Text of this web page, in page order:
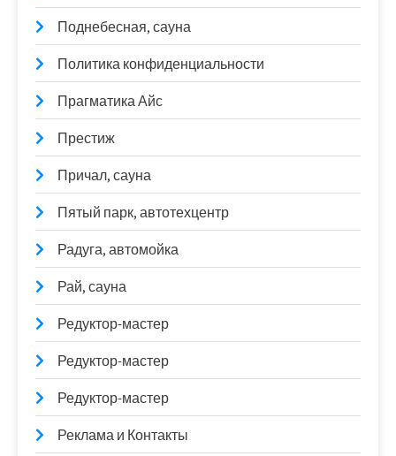
Поднебесная, сауна
Политика конфиденциальности
Прагматика Айс
Престиж
Причал, сауна
Пятый парк, автотехцентр
Радуга, автомойка
Рай, сауна
Редуктор-мастер
Редуктор-мастер
Редуктор-мастер
Реклама и Контакты